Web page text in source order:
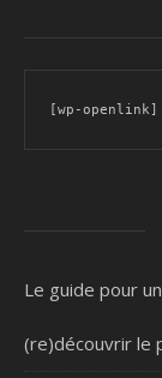
[wp-openlink]
Le guide pour
(re)découvrir le